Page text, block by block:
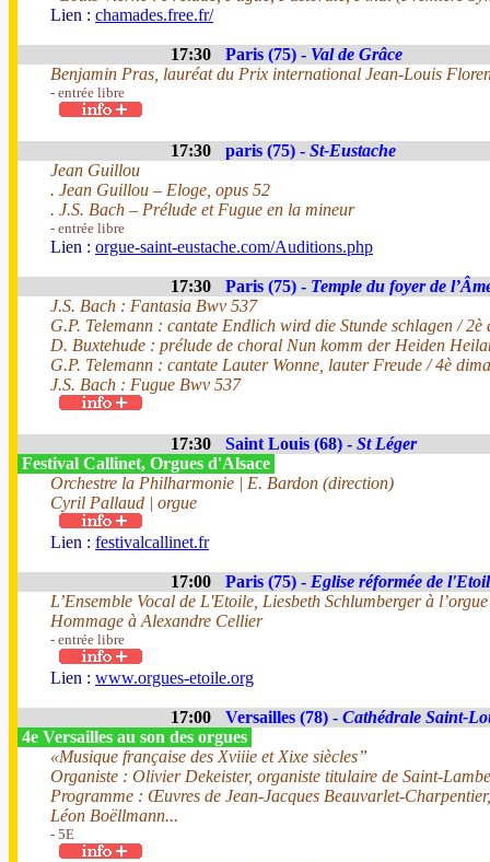
Lien : chamades.free.fr/
17:30 Paris (75) - Val de Grâce
Benjamin Pras, lauréat du Prix international Jean-Louis
- entrée libre
17:30 paris (75) - St-Eustache
Jean Guillou
. Jean Guillou – Eloge, opus 52
. J.S. Bach – Prélude et Fugue en la mineur
- entrée libre
Lien : orgue-saint-eustache.com/Auditions.php
17:30 Paris (75) - Temple du foyer de
J.S. Bach : Fantasia Bwv 537
G.P. Telemann : cantate Endlich wird die Stunde schlagen / 2è
D. Buxtehude : prélude de choral Nun komm der Heiden
G.P. Telemann : cantate Lauter Wonne, lauter Freude / 4è
J.S. Bach : Fugue Bwv 537
17:30 Saint Louis (68) - St Léger
Festival Callinet, Orgues d'Alsace
Orchestre la Philharmonie | E. Bardon (direction)
Cyril Pallaud | orgue
Lien : festivalcallinet.fr
17:00 Paris (75) - Eglise réformée de
L’Ensemble Vocal de L'Etoile, Liesbeth Schlumberger à
Hommage à Alexandre Cellier
- entrée libre
Lien : www.orgues-etoile.org
17:00 Versailles (78) - Cathédrale Saint-
4e Versailles au son des orgues
«Musique française des Xviiie et Xixe siècles”
Organiste : Olivier Dekeister, organiste titulaire de Saint-
Programme : Œuvres de Jean-Jacques Beauvarlet-
Léon Boëllmann...
- 5E